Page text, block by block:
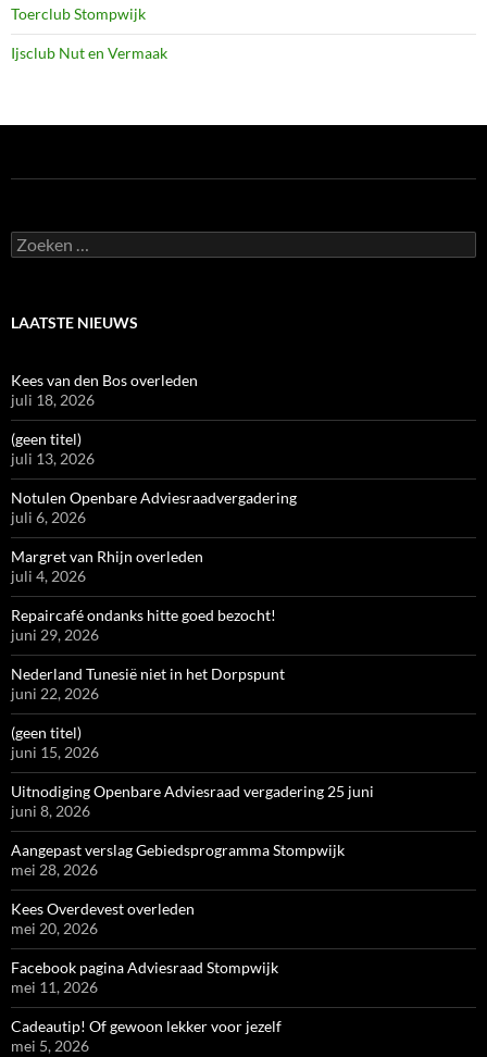
Toerclub Stompwijk
Ijsclub Nut en Vermaak
Zoeken
naar:
LAATSTE NIEUWS
Kees van den Bos overleden
juli 18, 2026
(geen titel)
juli 13, 2026
Notulen Openbare Adviesraadvergadering
juli 6, 2026
Margret van Rhijn overleden
juli 4, 2026
Repaircafé ondanks hitte goed bezocht!
juni 29, 2026
Nederland Tunesië niet in het Dorpspunt
juni 22, 2026
(geen titel)
juni 15, 2026
Uitnodiging Openbare Adviesraad vergadering 25 juni
juni 8, 2026
Aangepast verslag Gebiedsprogramma Stompwijk
mei 28, 2026
Kees Overdevest overleden
mei 20, 2026
Facebook pagina Adviesraad Stompwijk
mei 11, 2026
Cadeautip! Of gewoon lekker voor jezelf
mei 5, 2026